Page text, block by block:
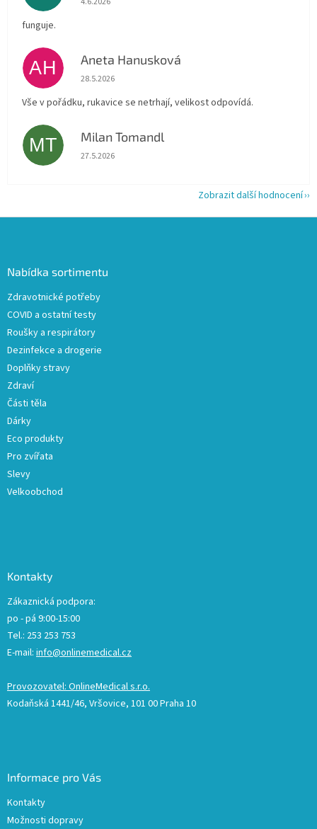
funguje.
AH Aneta Hanusková
Hodnocení obchodu je 5 z 5 hvězdiček.
28.5.2026
Vše v pořádku, rukavice se netrhají, velikost odpovídá.
MT Milan Tomandl
Hodnocení obchodu je 5 z 5 hvězdiček.
27.5.2026
Zobrazit další hodnocení
Nabídka sortimentu
Zdravotnické potřeby
COVID a ostatní testy
Roušky a respirátory
Dezinfekce a drogerie
Doplňky stravy
Zdraví
Části těla
Dárky
Eco produkty
Pro zvířata
Slevy
Velkoobchod
Kontakty
Zákaznická podpora:
po - pá 9:00-15:00
Tel.: 253 253 753
E-mail: info@onlinemedical.cz
Provozovatel: OnlineMedical s.r.o.
Kodaňská 1441/46, Vršovice, 101 00 Praha 10
Informace pro Vás
Kontakty
Možnosti dopravy